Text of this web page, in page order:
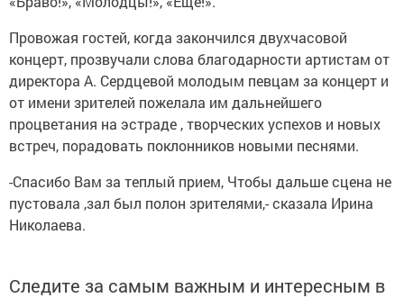
Провожая гостей, когда закончился двухчасовой
концерт, прозвучали слова благодарности артистам от
директора А. Сердцевой молодым певцам за концерт и
от имени зрителей пожелала им дальнейшего
процветания на эстраде , творческих успехов и новых
встреч, порадовать поклонников новыми песнями.
-Спасибо Вам за теплый прием, Чтобы дальше сцена не
пустовала ,зал был полон зрителями,- сказала Ирина
Николаева.
Следите за самым важным и интересным в